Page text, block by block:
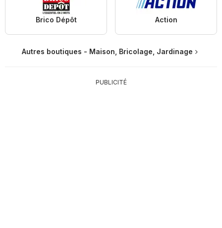
Brico Dépôt Action
Autres boutiques - Maison, Bricolage, Jardinage
PUBLICITÉ